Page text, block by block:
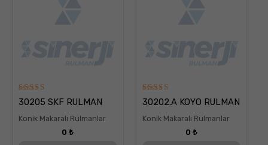
5
üzerinden
oy aldı
30205 SKF RULMAN
Konik Makaralı Rulmanlar
0₺
5
üzerinden
oy aldı
30202.A KOYO RULMAN
Konik Makaralı Rulmanlar
0 ₺